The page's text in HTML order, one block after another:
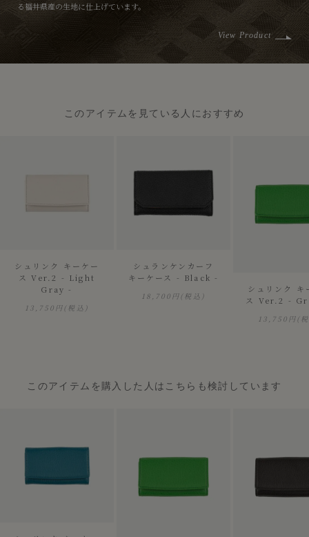
る福井県産の生地に仕上げています。
View Product
このアイテムを見ている人におすすめ
シュリンク キーケー
ス Ver.2 - Light
Gray -
13,750円(税込)
シュランケンカーフ
キーケース - Black -
18,700円(税込)
シュリンク キ
ス Ver.2 -
13,750円(
このアイテムを購入した人はこちらも検討しています